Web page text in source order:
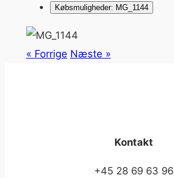
Købsmuligheder: MG_1144
« Forrige Næste »
Kontakt
+45 28 69 63 96